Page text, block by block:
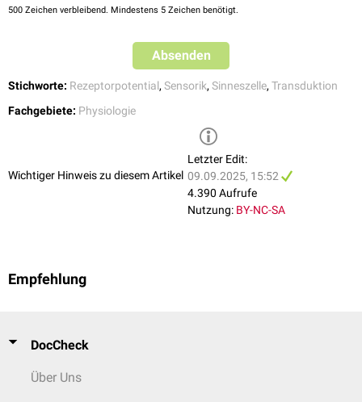
500 Zeichen verbleibend. Mindestens 5 Zeichen benötigt.
Absenden
Stichworte: Rezeptorpotential, Sensorik, Sinneszelle, Transduktion
Fachgebiete: Physiologie
Wichtiger Hinweis zu diesem Artikel
Letzter Edit:
09.09.2025, 15:52
4.390 Aufrufe
Nutzung: BY-NC-SA
Empfehlung
DocCheck
Über Uns